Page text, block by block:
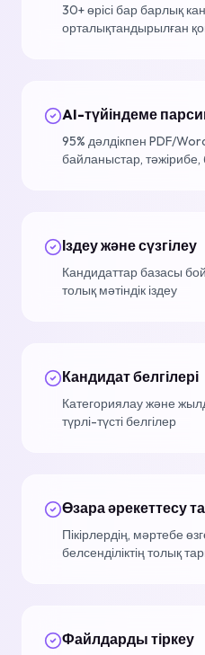
30+ өрісі бар барлық
орталықтандырылған
AI-түйіндеме
95% дәлдікпен PDF/
байланыстар, тәжірибе,
Іздеу және сүзгілеу
Кандидаттар базасы
толық мәтіндік іздеу
Кандидат белгілері
Категориялау және
түрлі-түсті белгілер
Өзара әрекеттесу
Пікірлердің, мәртебе
белсенділіктің толық
Файлдарды тіркеу